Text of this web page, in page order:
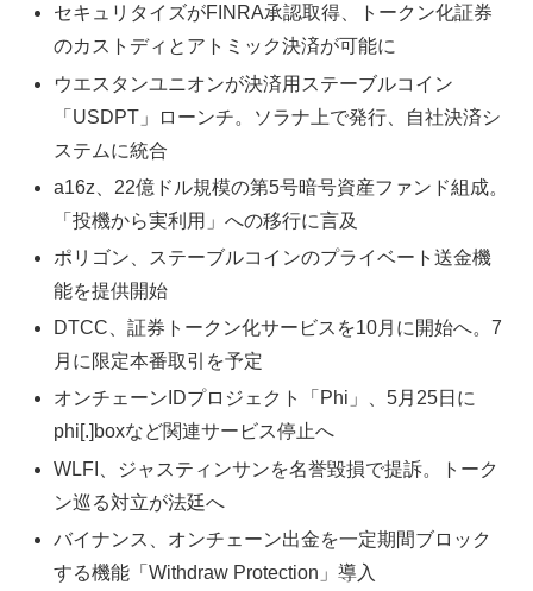
セキュリタイズがFINRA承認取得、トークン化証券
のカストディとアトミック決済が可能に
ウエスタンユニオンが決済用ステーブルコイン
「USDPT」ローンチ。ソラナ上で発行、自社決済シ
ステムに統合
a16z、22億ドル規模の第5号暗号資産ファンド組成。
「投機から実利用」への移行に言及
ポリゴン、ステーブルコインのプライベート送金機
能を提供開始
DTCC、証券トークン化サービスを10月に開始へ。7
月に限定本番取引を予定
オンチェーンIDプロジェクト「Phi」、5月25日に
phi[.]boxなど関連サービス停止へ
WLFI、ジャスティンサンを名誉毀損で提訴。トーク
ン巡る対立が法廷へ
バイナンス、オンチェーン出金を一定期間ブロック
する機能「Withdraw Protection」導入